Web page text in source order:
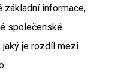
základní informace,
společenské
jaký je rozdíl mezi